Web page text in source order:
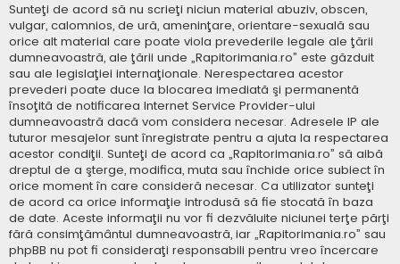
Sunteţi de acord să nu scrieţi niciun material abuziv, obscen,
vulgar, calomnios, de ură, ameninţare, orientare-sexuală sau
orice alt material care poate viola prevederile legale ale ţării
dumneavoastră, ale ţării unde „Rapitorimania.ro” este găzduit
sau ale legislaţiei internaţionale. Nerespectarea acestor
prevederi poate duce la blocarea imediată şi permanentă
însoţită de notificarea Internet Service Provider-ului
dumneavoastră dacă vom considera necesar. Adresele IP ale
tuturor mesajelor sunt înregistrate pentru a ajuta la respectarea
acestor condiţii. Sunteţi de acord ca „Rapitorimania.ro” să aibă
dreptul de a şterge, modifica, muta sau închide orice subiect în
orice moment în care consideră necesar. Ca utilizator sunteţi
de acord ca orice informaţie introdusă să fie stocată în baza
de date. Aceste informaţii nu vor fi dezvăluite niciunei terţe părţi
fără consimţământul dumneavoastră, iar „Rapitorimania.ro” sau
phpBB nu pot fi consideraţi responsabili pentru vreo încercare